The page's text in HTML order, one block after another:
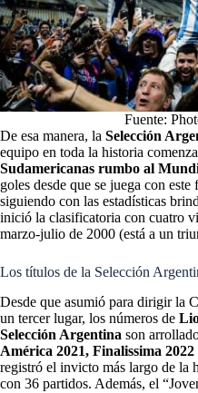
Fuente:
De esa manera, la Selección
equipo en toda la historia
Sudamericanas rumbo al
goles desde que se juega con
siguiendo con las estadísticas
inició la clasificatoria con cuatro
marzo-julio de 2000 (está a un
Los títulos de la Selección
Desde que asumió para dirigir la
un tercer lugar, los números de
Selección Argentina son
América 2021, Finalissima
registró el invicto más largo de la
con 36 partidos. Además, el